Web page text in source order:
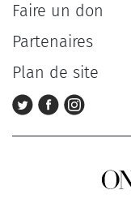
Faire un don
Partenaires
Plan de site